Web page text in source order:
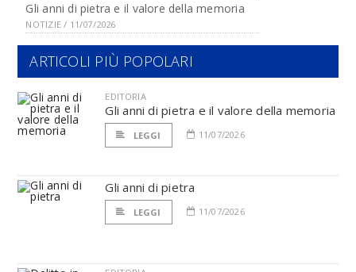
Gli anni di pietra e il valore della memoria
NOTIZIE / 11/07/2026
ARTICOLI PIÙ POPOLARI
EDITORIA
Gli anni di pietra e il valore della memoria
LEGGI 11/07/2026
Gli anni di pietra
LEGGI 11/07/2026